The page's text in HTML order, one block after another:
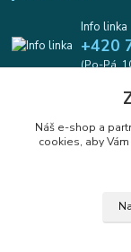
Info linka
+420
(Po-Pá,
Náš e-shop a
cookies, aby